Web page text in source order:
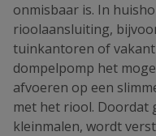
onmisbaar is. In
rioolaansluiting,
tuinkantoren of
dompelpomp het
afvoeren op een
met het riool. Doordat
kleinmalen, wordt